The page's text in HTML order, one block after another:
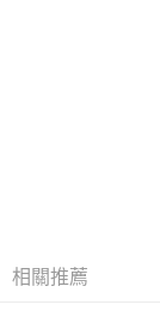
可透過四大超商／
。
需透過AFTEE先享
「AFTEE先享後付
相關推薦